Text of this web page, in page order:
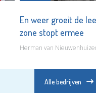
En weer groeit de
zone stopt ermee
Herman van
Alle bedrijven